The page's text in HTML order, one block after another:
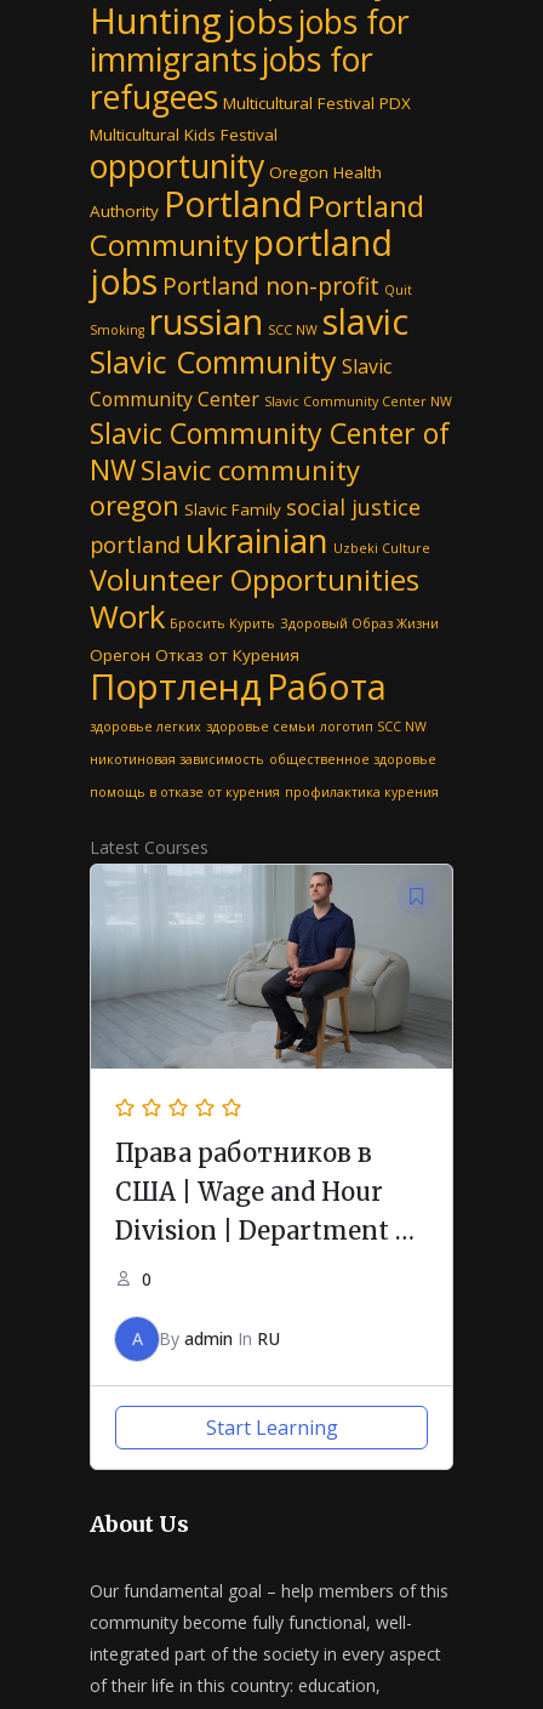
Hunting jobsjobs for
immigrantsjobs for
refugees Multicultural Festival PDX
Multicultural Kids Festival
opportunity Oregon Health
Authority Portland Portland
Communityportland
jobs Portland non-profit Quit
Smoking russian SCC NW slavic
Slavic CommunitySlavic
Community Center Slavic Community Center NW
Slavic Community Center of
NWSlavic community
oregon Slavic Family social justice
portland ukrainian Uzbeki Culture
Volunteer Opportunities
Work Бросить Курить Здоровый Образ Жизни
Орегон Отказ от Курения
Портленд Работа
здоровье легких здоровье семьи логотип SCC NW
никотиновая зависимость общественное здоровье
помощь в отказе от курения профилактика курения
Latest Courses
Права работников в
США | Wage and Hour
Division | Department of
Labor
0
A By admin In RU
Start Learning
About Us
Our fundamental goal – help members of this
community become fully functional, well-
integrated part of the society in every aspect
of their life in this country: education,